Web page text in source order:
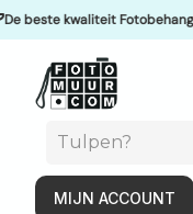
kwaliteit Fotobehang
MIJN ACCOUNT